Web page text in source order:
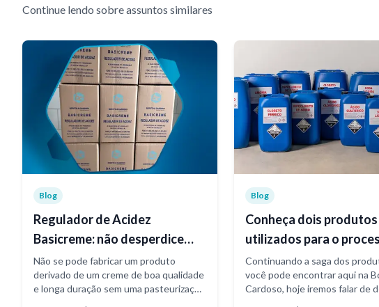
Continue lendo sobre assuntos similares
Blog
Regulador de Acidez
Basicreme: não desperdice
mais seu creme ácido!
Não se pode fabricar um produto
derivado de um creme de boa qualidade
e longa duração sem uma pasteurização
Blog
Conheça dois produtos
utilizados para o
desinfecção
Continuando a saga dos
você pode encontrar aqui na
Cardoso, hoje iremos falar de